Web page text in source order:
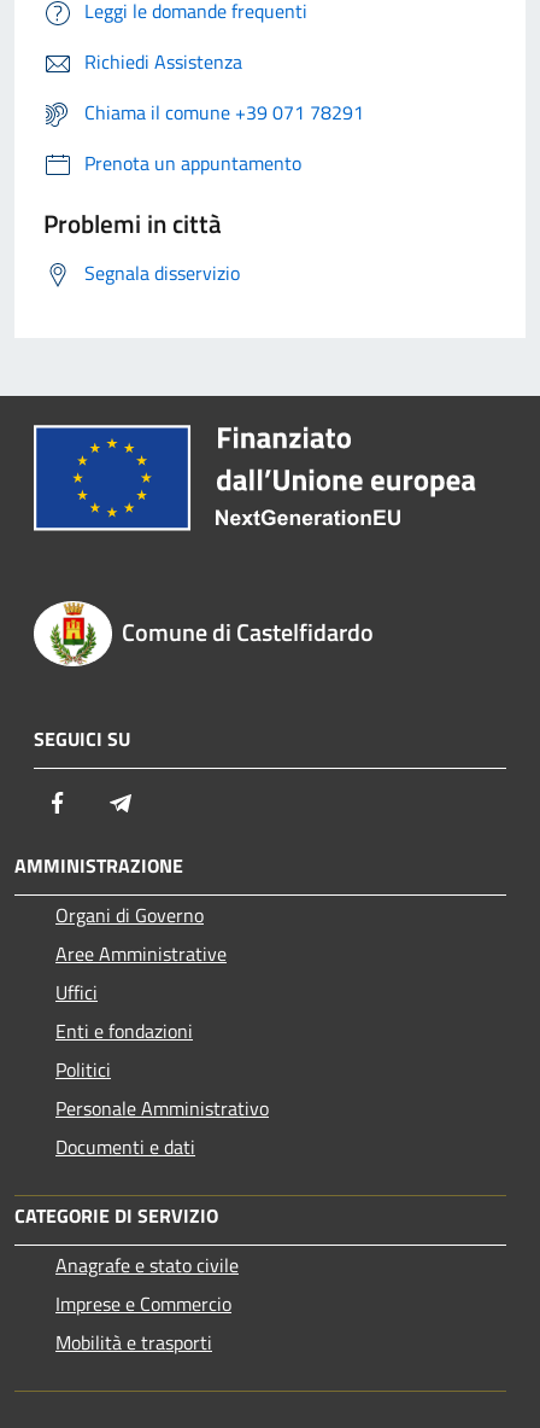
Leggi le domande frequenti
Richiedi Assistenza
Chiama il comune +39 071 78291
Prenota un appuntamento
Problemi in città
Segnala disservizio
Comune di Castelfidardo
SEGUICI SU
Facebook
AMMINISTRAZIONE
Organi di Governo
Aree Amministrative
Uffici
Enti e fondazioni
Politici
Personale Amministrativo
Documenti e dati
CATEGORIE DI SERVIZIO
Anagrafe e stato civile
Imprese e Commercio
Mobilità e trasporti